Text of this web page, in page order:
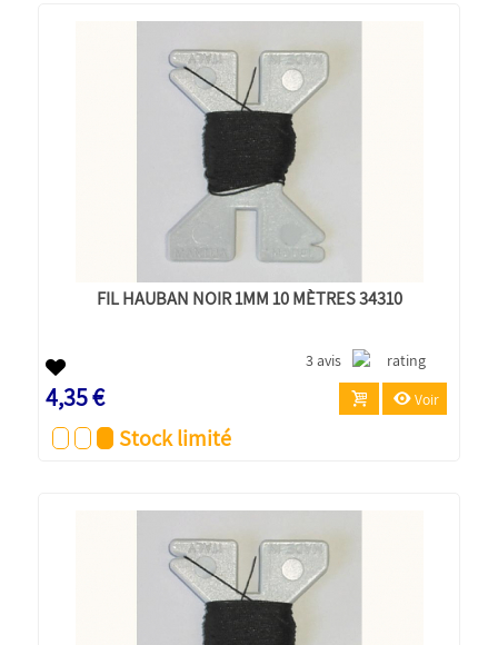
FIL HAUBAN NOIR 1MM 10 MÈTRES 34310
3 avis
4,35 € Voir
Stock limité